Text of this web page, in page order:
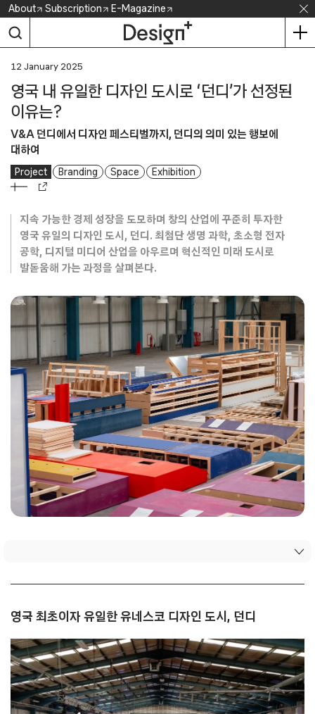
Skip
content
About Subscription E-Magazine
12 January 2025
영국 내 유일한 디자인 도시로 ‘던디’가 선정된
이유는?
V&A 던디에서 디자인 페스티벌까지, 던디의 의미 있는 행보에
대하여
Project Branding Space Exhibition
지속 가능한 경제 성장을 도모하며 창의 산업에 꾸준히 투자한
영국 유일의 디자인 도시, 던디. 최첨단 생명 과학, 초소형 전자
공학, 디지털 미디어 산업을 아우르며 혁신적인 미래 도시로
발돋움해 가는 과정을 살펴본다.
영국 최초이자 유일한 유네스코 디자인 도시, 던디